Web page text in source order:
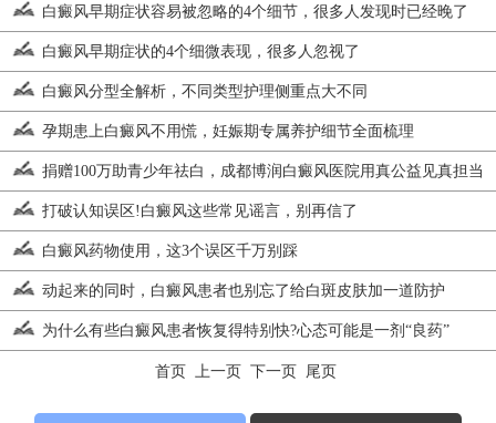
白癜风早期症状容易被忽略的4个细节，很多人发现时已经晚了
白癜风早期症状的4个细微表现，很多人忽视了
白癜风分型全解析，不同类型护理侧重点大不同
孕期患上白癜风不用慌，妊娠期专属养护细节全面梳理
捐赠100万助青少年祛白，成都博润白癜风医院用真公益见真担当
打破认知误区!白癜风这些常见谣言，别再信了
白癜风药物使用，这3个误区千万别踩
动起来的同时，白癜风患者也别忘了给白斑皮肤加一道防护
为什么有些白癜风患者恢复得特别快?心态可能是一剂“良药”
首页 上一页 下一页 尾页